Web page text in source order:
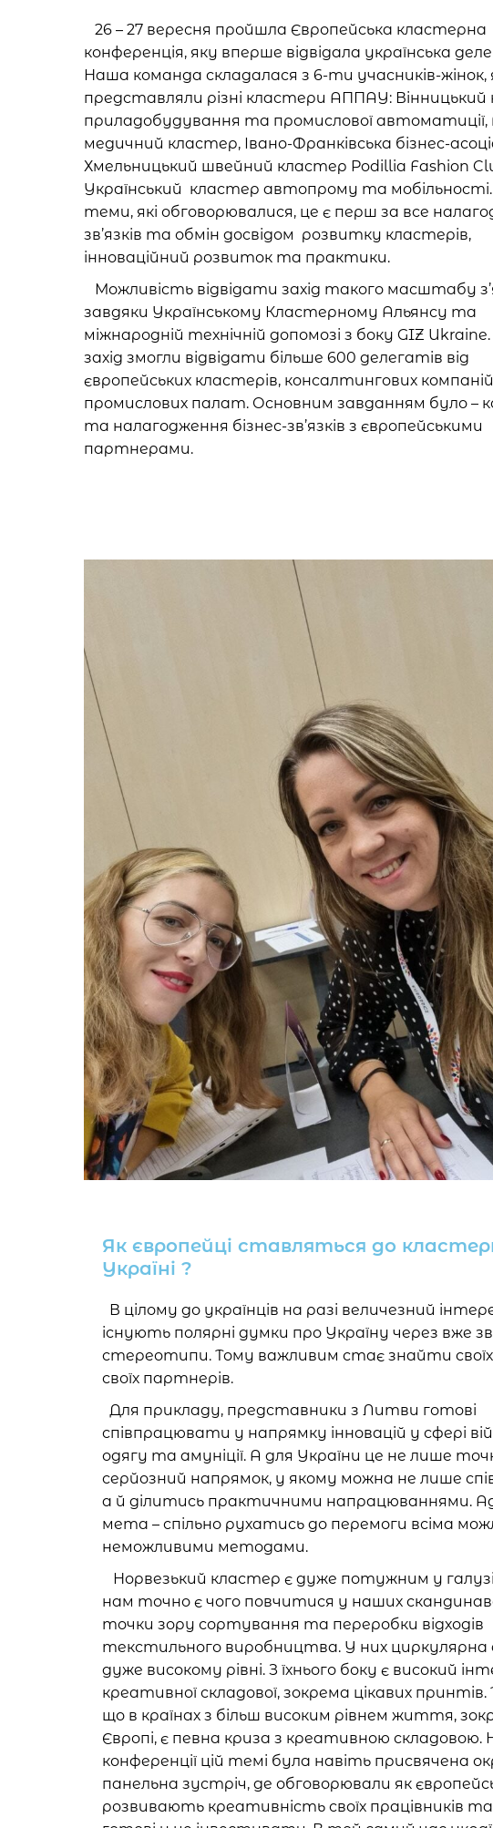
26 – 27 вересня пройшла Європейська кластерна
конференція, яку вперше відвідала українська
Наша команда складалася з 6-ти учасників-жінок,
представляли різні кластери АППАУ: Вінницький
приладобудування та промислової автоматиції,
медичний кластер, Івано-Франківська бізнес-
Хмельницький швейний кластер Podillia Fashion
Український кластер автопрому та мобільності.
теми, які обговорювалися, це є перш за все
зв’язків та обмін досвідом розвитку кластерів,
інноваційний розвиток та практики.
Можливість відвідати захід такого масштабу
завдяки Українському Кластерному Альянсу та
міжнародній технічній допомозі з боку GIZ
захід змогли відвідати більше 600 делегатів від
європейських кластерів, консалтингових
промислових палат. Основним завданням було –
та налагодження бізнес-зв’язків з європейськими
партнерами.
Як європейці ставляться до
Україні ?
В цілому до українців на разі величезний
існують полярні думки про Україну через вже
стереотипи. Тому важливим стає знайти своїх
своїх партнерів.
Для прикладу, представники з Литви готові
співпрацювати у напрямку інновацій у сфері
одягу та амуніції. А для України це не лише
серйозний напрямок, у якому можна не лише
а й ділитись практичними напрацюваннями.
мета – спільно рухатись до перемоги всіма
неможливими методами.
Норвезький кластер є дуже потужним у галузі
нам точно є чого повчитися у наших
точки зору сортування та переробки відходів
текстильного виробництва. У них циркулярна
дуже високому рівні. З їхнього боку є високий
креативної складової, зокрема цікавих принтів.
що в країнах з більш високим рівнем життя,
Європі, є певна криза з креативною складовою.
конференції цій темі була навіть присвячена
панельна зустріч, де обговорювали як
розвивають креативність своїх працівників та